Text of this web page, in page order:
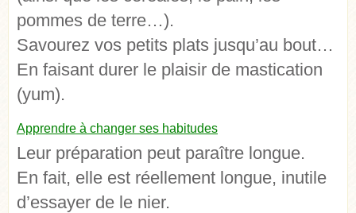
pommes de terre…).
Savourez vos petits plats jusqu’au bout…
En faisant durer le plaisir de mastication
(yum).
Apprendre à changer ses habitudes
Leur préparation peut paraître longue.
En fait, elle est réellement longue, inutile
d’essayer de le nier.